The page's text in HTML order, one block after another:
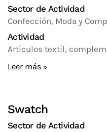
Sector de Actividad
Confección, Moda y
Actividad
Artículos textil,
Leer más
Swatch
Sector de Actividad